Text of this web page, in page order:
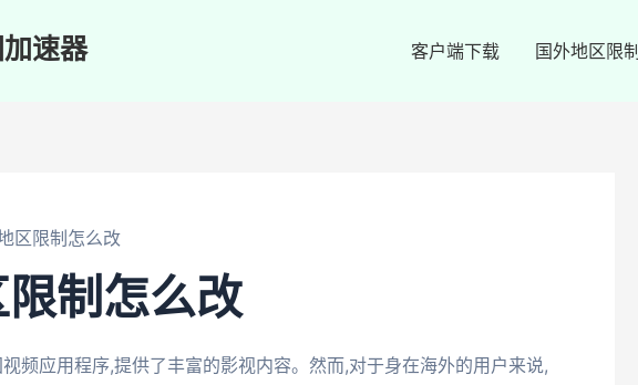
速器 客户端下载 国外地区限制
区限制怎么改
制怎么改
频应用程序,提供了丰富的影视内容。然而,对于身在海外的用户来说,